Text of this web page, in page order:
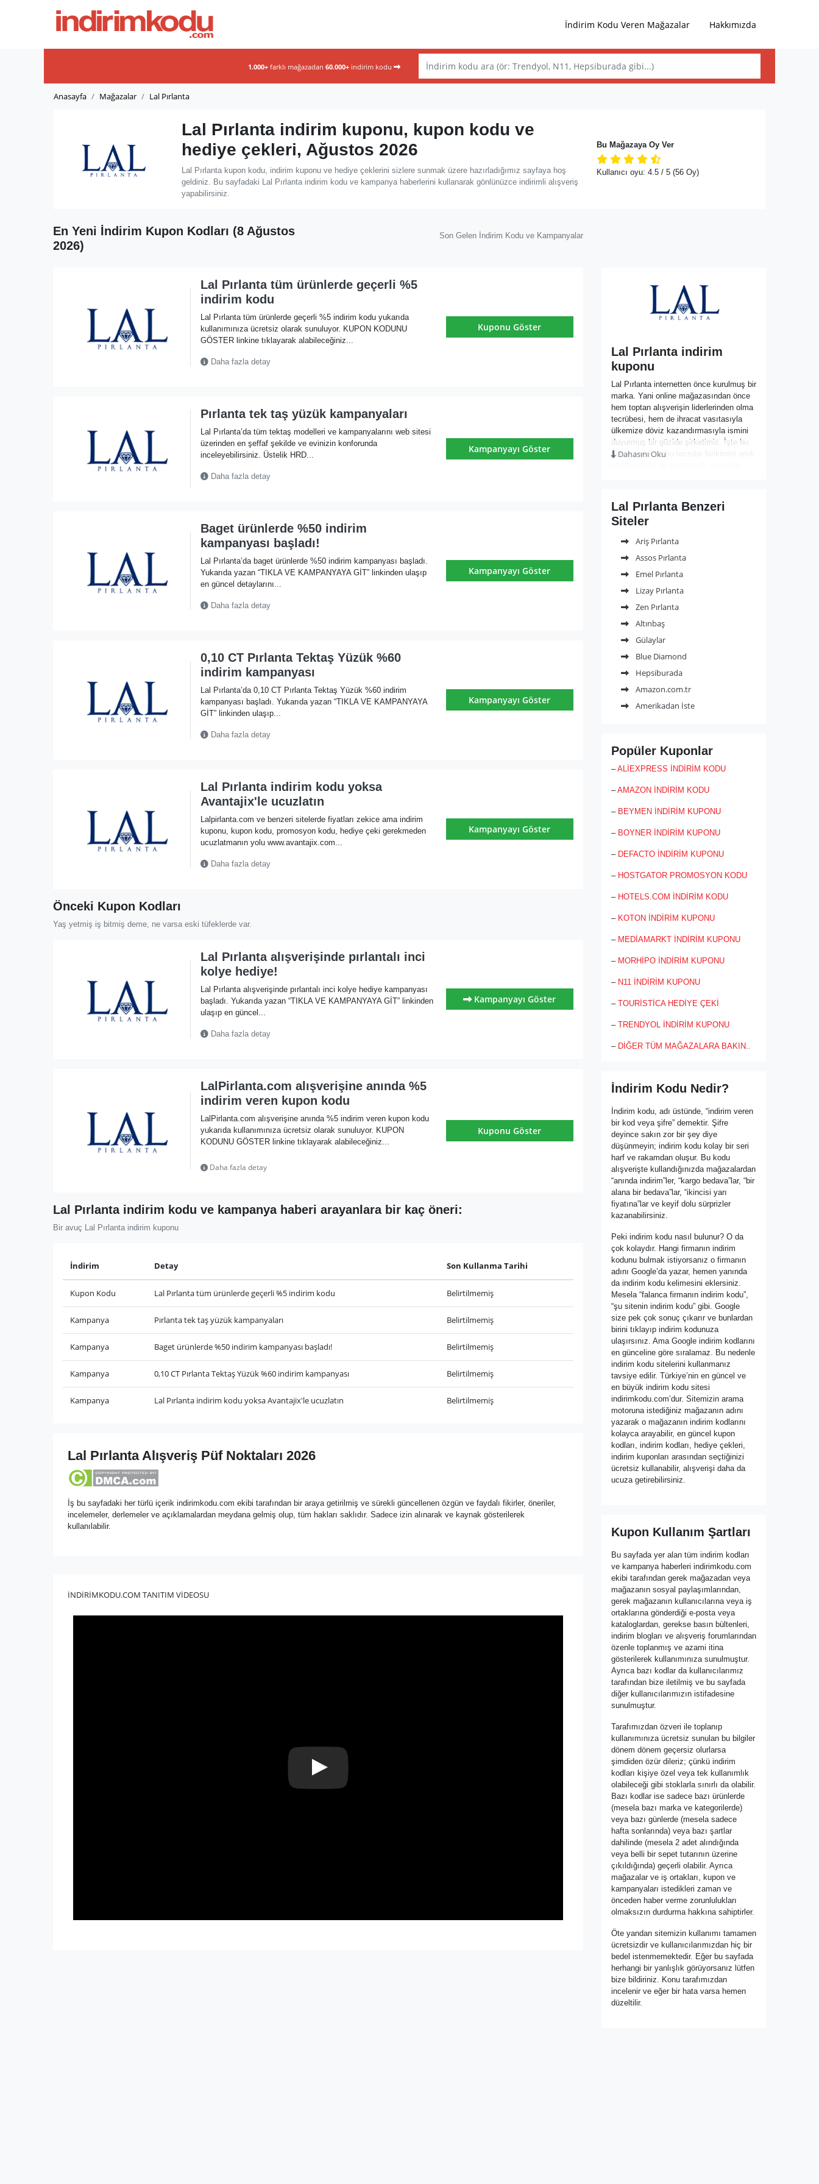
İndirim Kodu Veren Mağazalar Hakkımızda
1.000+ farklı mağazadan 60.000+ indirim kodu
Anasayfa Mağazalar Lal Pırlanta
Bu Mağazaya Oy Ver
Kullanıcı oyu: 4.5/ 5 (56 Oy)
Lal Pırlanta indirim kuponu, kupon kodu ve
hediye çekleri, Ağustos 2026
Lal Pırlanta kupon kodu, indirim kuponu ve hediye çeklerini sizlere sunmak üzere hazırladığımız sayfaya hoş
geldiniz. Bu sayfadaki Lal Pırlanta indirim kodu ve kampanya haberlerini kullanarak gönlünüzce indirimli alışveriş
yapabilirsiniz.
En Yeni İndirim Kupon Kodları (8 Ağustos
2026)
Son Gelen İndirim Kodu ve Kampanyalar
Lal Pırlanta tüm ürünlerde geçerli %5
indirim kodu
Lal Pırlanta tüm ürünlerde geçerli %5 indirim kodu yukarıda
kullanımınıza ücretsiz olarak sunuluyor. KUPON KODUNU
GÖSTER linkine tıklayarak alabileceğiniz...
Daha fazla detay
Kuponu Göster
Pırlanta tek taş yüzük kampanyaları
Lal Pırlanta’da tüm tektaş modelleri ve kampanyalarını web sitesi
üzerinden en şeffaf şekilde ve evinizin konforunda
inceleyebilirsiniz. Üstelik HRD...
Daha fazla detay
Kampanyayı Göster
Baget ürünlerde %50 indirim
kampanyası başladı!
Lal Pırlanta’da baget ürünlerde %50 indirim kampanyası başladı.
Yukarıda yazan “TIKLA VE KAMPANYAYA GİT” linkinden ulaşıp
en güncel detaylarını...
Daha fazla detay
Kampanyayı Göster
0,10 CT Pırlanta Tektaş Yüzük %60
indirim kampanyası
Lal Pırlanta’da 0,10 CT Pırlanta Tektaş Yüzük %60 indirim
kampanyası başladı. Yukarıda yazan “TIKLA VE KAMPANYAYA
GİT” linkinden ulaşıp...
Daha fazla detay
Kampanyayı Göster
Lal Pırlanta indirim kodu yoksa
Avantajix'le ucuzlatın
Lalpirlanta.com ve benzeri sitelerde fiyatları zekice ama indirim
kuponu, kupon kodu, promosyon kodu, hediye çeki gerekmeden
ucuzlatmanın yolu www.avantajix.com...
Daha fazla detay
Kampanyayı Göster
Önceki Kupon Kodları
Yaş yetmiş iş bitmiş deme, ne varsa eski tüfeklerde var.
Lal Pırlanta alışverişinde pırlantalı inci
kolye hediye!
Lal Pırlanta alışverişinde pırlantalı inci kolye hediye kampanyası
başladı. Yukarıda yazan “TIKLA VE KAMPANYAYA GİT” linkinden
ulaşıp en güncel...
Daha fazla detay
Kampanyayı Göster
LalPirlanta.com alışverişine anında %5
indirim veren kupon kodu
LalPirlanta.com alışverişine anında %5 indirim veren kupon kodu
yukarıda kullanımınıza ücretsiz olarak sunuluyor. KUPON
KODUNU GÖSTER linkine tıklayarak alabileceğiniz...
Daha fazla detay
Kuponu Göster
Lal Pırlanta indirim kodu ve kampanya haberi arayanlara bir kaç öneri:
Bir avuç Lal Pırlanta indirim kuponu
İndirim Detay Son Kullanma Tarihi
Kupon Kodu Lal Pırlanta tüm ürünlerde geçerli %5 indirim kodu Belirtilmemiş
Kampanya Pırlanta tek taş yüzük kampanyaları Belirtilmemiş
Kampanya Baget ürünlerde %50 indirim kampanyası başladı! Belirtilmemiş
Kampanya 0,10 CT Pırlanta Tektaş Yüzük %60 indirim kampanyası Belirtilmemiş
Kampanya Lal Pırlanta indirim kodu yoksa Avantajix'le ucuzlatın Belirtilmemiş
Lal Pırlanta Alışveriş Püf Noktaları 2026
İş bu sayfadaki her türlü içerik indirimkodu.com ekibi tarafından bir araya getirilmiş ve sürekli güncellenen özgün ve faydalı fikirler, öneriler,
incelemeler, derlemeler ve açıklamalardan meydana gelmiş olup, tüm hakları saklıdır. Sadece izin alınarak ve kaynak gösterilerek
kullanılabilir.
İNDİRİMKODU.COM TANITIM VİDEOSU
Lal Pırlanta indirim
kuponu
Lal Pırlanta internetten önce kurulmuş bir
marka. Yani online mağazasından önce
hem toptan alışverişin liderlerinden olma
tecrübesi, hem de ihracat vasıtasıyla
ülkemize döviz kazandırmasıyla ismini
duyurmuş bir güzide şirketimiz. İşte bu
şirket şimdi de bu tecrübe birikimini artık
yapılması için çalışıyor. Tüm ürünler Lal
Pırlanta’nın Kapalıçarşı’da kendi
atölyelerinden, en kaliteli taşların en
ekranlara ulaşıyor. Mücevher sektörüne
ömür adamış ustalar bu taşların ve
kaliteli işçiliğin titizlik gerektiren son
çıkmıyor. Onay alan ürünler en şık
mücevher kutusu ve sertifikası ile birlikte
Dahasını Oku
Lal Pırlanta Benzeri
Siteler
Ariş Pırlanta
Assos Pırlanta
Emel Pırlanta
Lizay Pırlanta
Zen Pırlanta
Altınbaş
Gülaylar
Blue Diamond
Hepsiburada
Amazon.com.tr
Amerikadan İste
Popüler Kuponlar
–ALİEXPRESS İNDİRİM KODU
–AMAZON İNDİRİM KODU
– BEYMEN İNDİRİM KUPONU
– BOYNER İNDİRİM KUPONU
– DEFACTO İNDİRİM KUPONU
– HOSTGATOR PROMOSYON KODU
– HOTELS.COM İNDİRİM KODU
– KOTON İNDİRİM KUPONU
– MEDİAMARKT İNDİRİM KUPONU
– MORHİPO İNDİRİM KUPONU
– N11 İNDİRİM KUPONU
– TOURİSTİCA HEDİYE ÇEKİ
– TRENDYOL İNDİRİM KUPONU
– DİĞER TÜM MAĞAZALARA BAKIN..
İndirim Kodu Nedir?
İndirim kodu, adı üstünde, “indirim veren
bir kod veya şifre” demektir. Şifre
deyince sakın zor bir şey diye
düşünmeyin; indirim kodu kolay bir seri
harf ve rakamdan oluşur. Bu kodu
alışverişte kullandığınızda mağazalardan
“anında indirim”ler, “kargo bedava”lar, “bir
alana bir bedava”lar, “ikincisi yarı
fiyatına”lar ve keyif dolu sürprizler
kazanabilirsiniz.
Peki indirim kodu nasıl bulunur? O da
çok kolaydır. Hangi firmanın indirim
kodunu bulmak istiyorsanız o firmanın
adını Google’da yazar, hemen yanında
da indirim kodu kelimesini eklersiniz.
Mesela “falanca firmanın indirim kodu”,
“şu sitenin indirim kodu” gibi. Google
size pek çok sonuç çıkarır ve bunlardan
birini tıklayıp indirim kodunuza
ulaşırsınız. Ama Google indirim kodlarını
en günceline göre sıralamaz. Bu nedenle
indirim kodu sitelerini kullanmanız
tavsiye edilir. Türkiye’nin en güncel ve
en büyük indirim kodu sitesi
indirimkodu.com’dur. Sitemizin arama
motoruna istediğiniz mağazanın adını
yazarak o mağazanın indirim kodlarını
kolayca arayabilir, en güncel kupon
kodları, indirim kodları, hediye çekleri,
indirim kuponları arasından seçtiğinizi
ücretsiz kullanabilir, alışverişi daha da
ucuza getirebilirsiniz.
Kupon Kullanım Şartları
Bu sayfada yer alan tüm indirim kodları
ve kampanya haberleri indirimkodu.com
ekibi tarafından gerek mağazadan veya
mağazanın sosyal paylaşımlarından,
gerek mağazanın kullanıcılarına veya iş
ortaklarına gönderdiği e-posta veya
kataloglardan, gerekse basın bültenleri,
indirim blogları ve alışveriş forumlarından
özenle toplanmış ve azami itina
gösterilerek kullanımınıza sunulmuştur.
Ayrıca bazı kodlar da kullanıcılarımız
tarafından bize iletilmiş ve bu sayfada
diğer kullanıcılarımızın istifadesine
sunulmuştur.
Tarafımızdan özveri ile toplanıp
kullanımınıza ücretsiz sunulan bu bilgiler
dönem dönem geçersiz olurlarsa
şimdiden özür dileriz; çünkü indirim
kodları kişiye özel veya tek kullanımlık
olabileceği gibi stoklarla sınırlı da olabilir.
Bazı kodlar ise sadece bazı ürünlerde
(mesela bazı marka ve kategorilerde)
veya bazı günlerde (mesela sadece
hafta sonlarında) veya bazı şartlar
dahilinde (mesela 2 adet alındığında
veya belli bir sepet tutarının üzerine
çıkıldığında) geçerli olabilir. Ayrıca
mağazalar ve iş ortakları, kupon ve
kampanyaları istedikleri zaman ve
önceden haber verme zorunlulukları
olmaksızın durdurma hakkına sahiptirler.
Öte yandan sitemizin kullanımı tamamen
ücretsizdir ve kullanıcılarımızdan hiç bir
bedel istenmemektedir. Eğer bu sayfada
herhangi bir yanlışlık görüyorsanız lütfen
bize bildiriniz. Konu tarafımızdan
incelenir ve eğer bir hata varsa hemen
düzeltilir.